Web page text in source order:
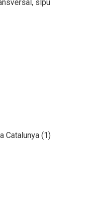
slpu
Catalunya (1)